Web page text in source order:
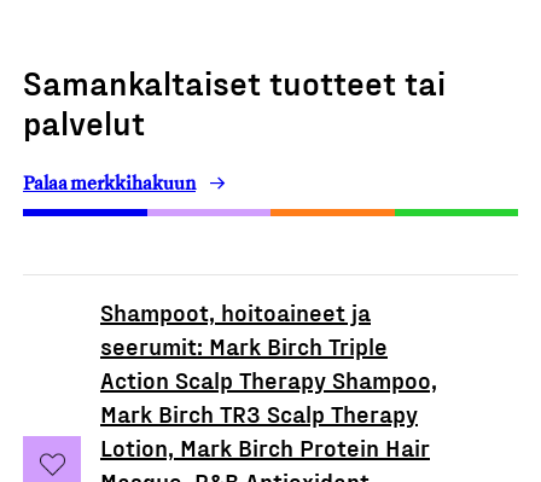
Samankaltaiset tuotteet tai
palvelut
Palaa merkkihakuun
Shampoot, hoitoaineet ja
seerumit: Mark Birch Triple
Action Scalp Therapy Shampoo,
Mark Birch TR3 Scalp Therapy
Lotion, Mark Birch Protein Hair